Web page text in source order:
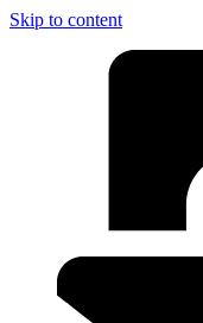
Skip to content